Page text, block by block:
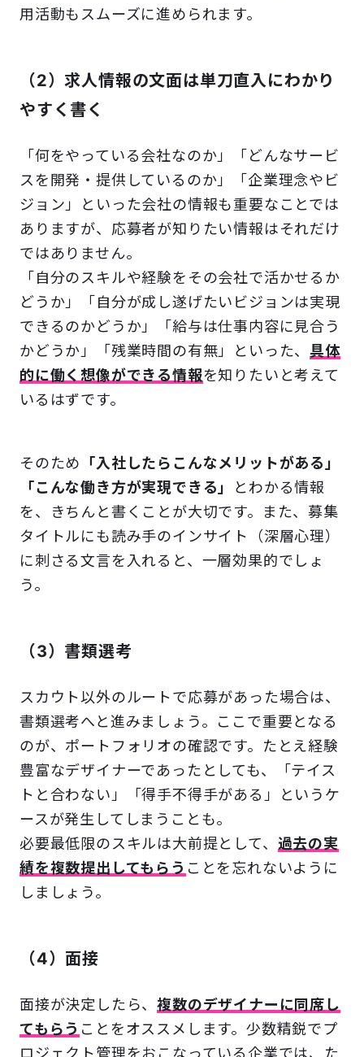
用活動もスムーズに進められます。
（2）求人情報の文面は単刀直入にわかり
やすく書く
「何をやっている会社なのか」「どんなサービ
スを開発・提供しているのか」「企業理念やビ
ジョン」といった会社の情報も重要なことでは
ありますが、応募者が知りたい情報はそれだけ
ではありません。
「自分のスキルや経験をその会社で活かせるか
どうか」「自分が成し遂げたいビジョンは実現
できるのかどうか」「給与は仕事内容に見合う
かどうか」「残業時間の有無」といった、 具体
的に働く想像ができる情報を知りたいと考えて
いるはずです。
そのため
「入社したらこんなメリットがある」
「こんな働き方が実現できる」
とわかる情報
を、きちんと書くことが大切です。また、募集
タイトルにも読み手のインサイト（深層心理）
に刺さる文言を入れると、一層効果的でしょ
う。
（3）書類選考
スカウト以外のルートで応募があった場合は、
書類選考へと進みましょう。ここで重要となる
のが、ポートフォリオの確認です。たとえ経験
豊富なデザイナーであったとしても、「テイス
トと合わない」「得手不得手がある」というケ
ースが発生してしまうことも。
必要最低限のスキルは大前提として、 過去の実
績を複数提出してもらう ことを忘れないように
しましょう。
（4）面接
面接が決定したら、複数のデザイナーに同席し
てもらう ことをオススメします。少数精鋭でプ
ロジェクト管理をおこなっている企業では、た